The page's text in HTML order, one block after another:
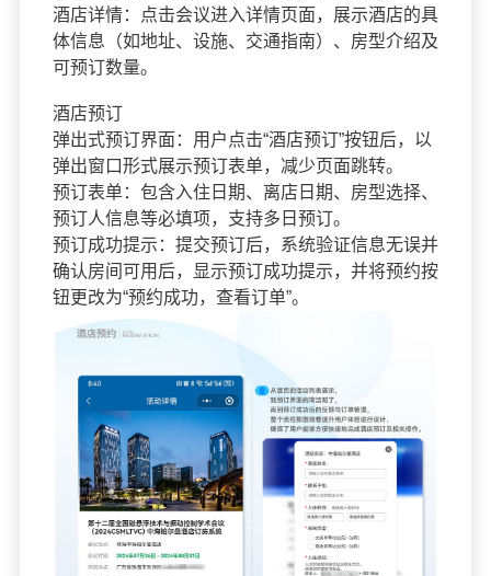
酒店详情：点击会议进入详情页面，展示酒店的具
体信息（如地址、设施、交通指南）、房型介绍及
可预订数量。
酒店预订
弹出式预订界面：用户点击“酒店预订”按钮后，以
弹出窗口形式展示预订表单，减少页面跳转。
预订表单：包含入住日期、离店日期、房型选择、
预订人信息等必填项，支持多日预订。
预订成功提示：提交预订后，系统验证信息无误并
确认房间可用后，显示预订成功提示，并将预约按
钮更改为“预约成功，查看订单”。